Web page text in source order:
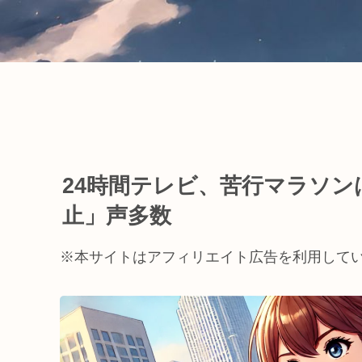
24時間テレビ、苦行マラソ
止」声多数
※本サイトはアフィリエイト広告を利用して